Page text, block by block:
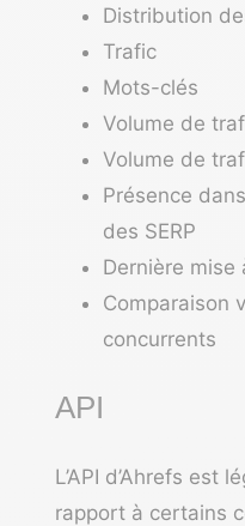
Distribution
Trafic
Mots-clés
Volume de
Volume de
Présence
des SERP
Dernière mise
Comparaison
concurrents
API
L’API d’Ahrefs est
rapport à certains